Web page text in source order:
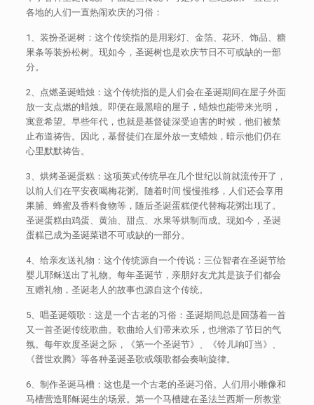
各地的人们一直热闹欢庆的习俗：
1、装扮圣诞树：这个传统指的是用彩灯、金箔、花环、饰品、糖
果条等装扮松树。现如今，圣诞树也是欢庆节日不可或缺的一部
分。
2、点燃圣诞蜡烛：这个传统指的是人们会在圣诞期间在屋子外面
放一支点燃的蜡烛。即便在最黑暗的屋子，蜡烛也能带来光明，
寓意希望。早些年代，也就是基督徒深受迫害的时候，他们被禁
止布道祷告。因此，基督徒们在屋外放一支蜡烛，暗示他们仍在
心里默默祷告。
3、烘烤圣诞蛋糕：这项英式传统早在几个世纪以前就流传开了，
以前人们在平安夜喝梅花粥。随着时间 慢慢推移，人们还会享用
果脯、蜂蜜及香料食物等，随后圣诞蛋糕便代替梅花粥出现了。
圣诞蛋糕由鸡蛋、黄油、甜点、水果等烘制而成。现如今，圣诞
蛋糕已成为圣诞菜谱不可或缺的一部分。
4、给亲友送礼物：这个传统源自一个传说：三位智者在圣诞节给
婴儿耶稣送出了礼物。每年圣诞节，亲朋好友尤其是孩子们都会
互赠礼物，圣诞老人的故事也源自这个传统。
5、唱圣诞颂歌：这是一个古老的习俗：圣诞期间总是回荡着一首
又一首圣诞传统歌曲。歌曲给人们带来欢乐，也增添了节日的气
氛。每年欢度圣诞之际，《第一个圣诞节》、《铃儿响叮当》、
《普世欢腾》等各种圣诞圣歌或颂歌都会奏响旋律。
6、制作圣诞马槽：这也是一个古老的圣诞习俗。人们用小雕像和
马槽营造耶稣诞生的场景。第一个马槽建在圣法兰西斯一所教堂